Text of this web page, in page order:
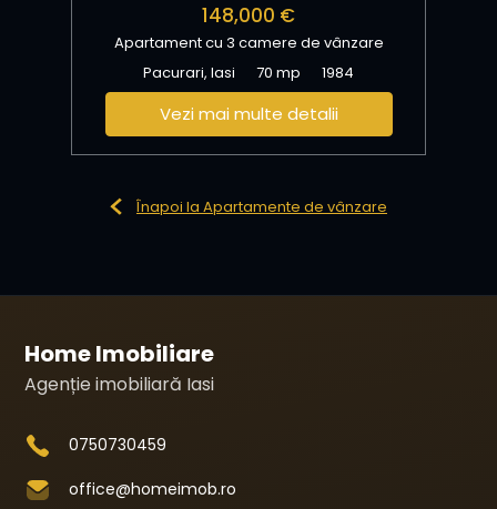
148,000 €
Apartament cu 3 camere de vânzare
Pacurari, Iasi
70 mp 1984
Vezi mai multe detalii
Înapoi la Apartamente de vânzare
Home Imobiliare
Agenție imobiliară Iasi
0750730459
office@homeimob.ro